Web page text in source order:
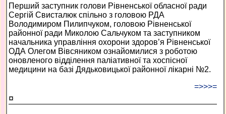
Перший заступник голови Рівненської обласної ради
Сергій Свисталюк спільно з головою РДА
Володимиром Пилипчуком, головою Рівненської
районної ради Миколою Сальчуком та заступником
начальника управління охорони здоров’я Рівненської
ОДА Олегом Вівсяником ознайомилися з роботою
оновленого відділення паліативної та хоспісної
медицини на базі Дядьковицької районної лікарні №2.
=>>>=
¤